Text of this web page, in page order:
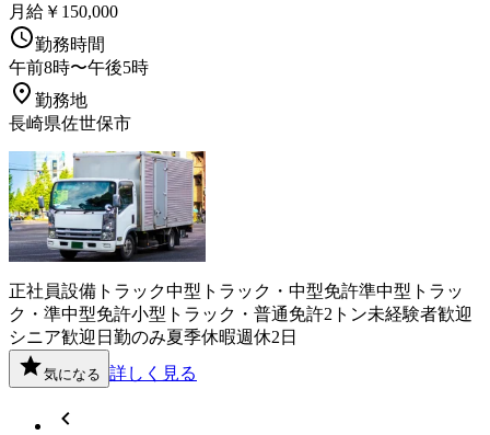
月給￥150,000
勤務時間
午前8時〜午後5時
勤務地
長崎県佐世保市
正社員設備 トラック中型トラック・中型免許準中型トラッ
ク・準中型免許小型トラック・普通免許2トン未経験者歓迎
シニア歓迎 日勤のみ夏季休暇週休2日
気になる 詳しく見る